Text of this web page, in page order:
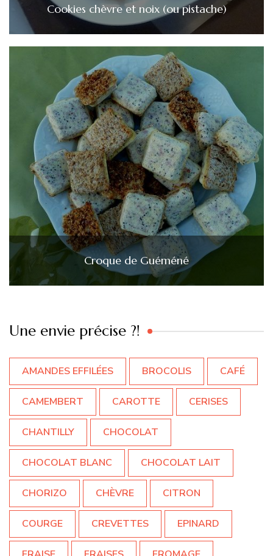
Cookies chèvre et noix (ou pistache)
Croque de Guéméné
Une envie précise ?!
AMANDES EFFILÉES BROCOLIS CAFÉ
CAMEMBERT CAROTTE CERISES
CHANTILLY CHOCOLAT
CHOCOLAT BLANC CHOCOLAT LAIT
CHORIZO CHÈVRE CITRON
COURGE CREVETTES EPINARD